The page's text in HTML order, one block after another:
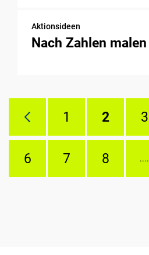
Aktionsideen
Nach Zahlen malen
1 2 3
6 7 8 ....